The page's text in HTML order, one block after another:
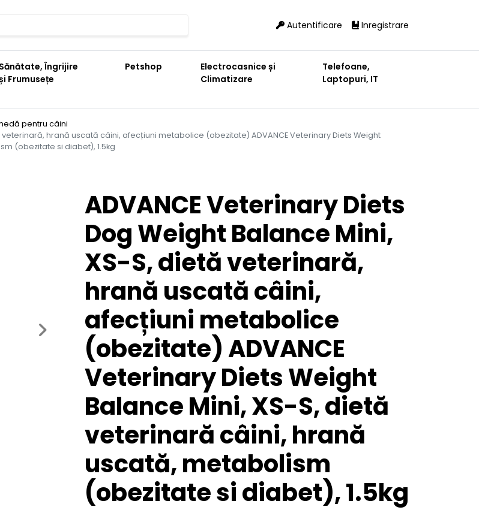
Autentificare Inregistrare
Sănătate, Îngrijire
Frumusețe
Petshop
Electrocasnice și
Climatizare
Telefoane,
Laptopuri, IT
pentru câini
veterinară, hrană uscată câini, afecțiuni metabolice (obezitate) ADVANCE Veterinary Diets Weight
(obezitate si diabet), 1.5kg
Next
ADVANCE Veterinary Diets
Dog Weight Balance Mini,
XS-S, dietă veterinară,
hrană uscată câini,
afecțiuni metabolice
(obezitate) ADVANCE
Veterinary Diets Weight
Balance Mini, XS-S, dietă
veterinară câini, hrană
uscată, metabolism
(obezitate si diabet), 1.5kg